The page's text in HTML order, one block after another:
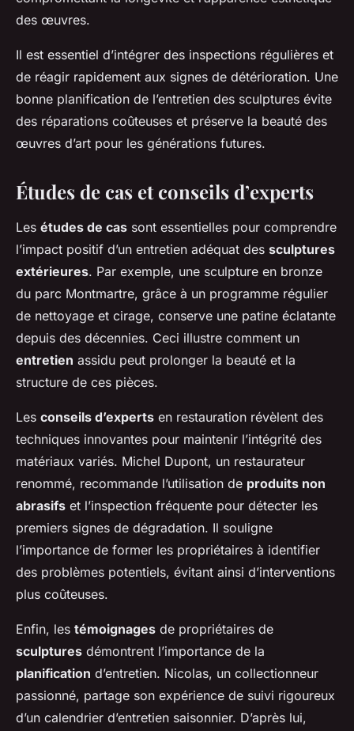
des œuvres.
Il est essentiel d’intégrer des inspections régulières et
de réagir rapidement aux signes de détérioration. Une
bonne planification de l’entretien des sculptures évite
des réparations coûteuses et préserve la beauté des
œuvres d’art pour les générations futures.
Études de cas et conseils d’experts
Les études de cas sont essentielles pour comprendre
l’impact positif d’un entretien adéquat des sculptures
extérieures. Par exemple, une sculpture en bronze
du parc Montmartre, grâce à un programme régulier
de nettoyage et cirage, conserve une patine éclatante
depuis des décennies. Ceci illustre comment un
entretien assidu peut prolonger la beauté et la
structure de ces pièces.
Les conseils d’experts en restauration révèlent des
techniques innovantes pour maintenir l’intégrité des
matériaux variés. Michel Dupont, un restaurateur
renommé, recommande l’utilisation de produits non
abrasifs et l’inspection fréquente pour détecter les
premiers signes de dégradation. Il souligne
l’importance de former les propriétaires à identifier
des problèmes potentiels, évitant ainsi d’interventions
plus coûteuses.
Enfin, les témoignages de propriétaires de
sculptures démontrent l’importance de la
planification d’entretien. Nicolas, un collectionneur
passionné, partage son expérience de suivi rigoureux
d’un calendrier d’entretien saisonnier. D’après lui,